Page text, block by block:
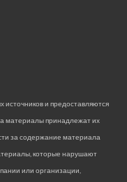
и предоставляются
материалы принадлежат их
за содержание материала
которые нарушают
или организации,